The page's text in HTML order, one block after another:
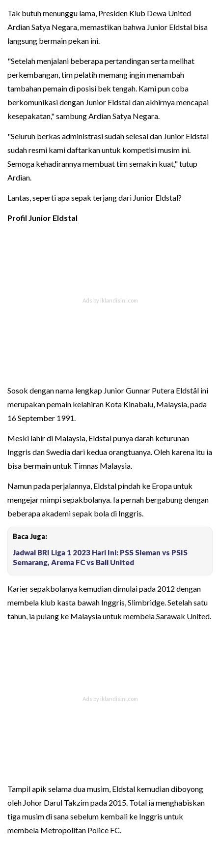
Tak butuh menunggu lama, Presiden Klub Dewa United
Ardian Satya Negara, memastikan bahwa Junior Eldstal bisa
langsung bermain pekan ini.
"Setelah menjalani beberapa pertandingan serta melihat
perkembangan, tim pelatih memang ingin menambah
tambahan pemain di posisi bek tengah. Kami pun coba
berkomunikasi dengan Junior Eldstal dan akhirnya mencapai
kesepakatan," sambung Ardian Satya Negara.
"Seluruh berkas administrasi sudah selesai dan Junior Eldstal
sudah resmi kami daftarkan untuk kompetisi musim ini.
Semoga kehadirannya membuat tim semakin kuat," tutup
Ardian.
Lantas, seperti apa sepak terjang dari Junior Eldstal?
Profil Junior Eldstal
Sosok dengan nama lengkap Junior Gunnar Putera Eldstål ini
merupakan pemain kelahiran Kota Kinabalu, Malaysia, pada
16 September 1991.
Meski lahir di Malaysia, Eldstal punya darah keturunan
Inggris dan Swedia dari kedua orangtuanya. Oleh karena itu ia
bisa bermain untuk Timnas Malaysia.
Namun pada perjalannya, Eldstal pindah ke Eropa untuk
mengejar mimpi sepakbolanya. Ia pernah bergabung dengan
beberapa akademi sepak bola di Inggris.
Baca Juga:
Jadwal BRI Liga 1 2023 Hari Ini: PSS Sleman vs PSIS
Semarang, Arema FC vs Bali United
Karier sepakbolanya kemudian dimulai pada 2012 dengan
membela klub kasta bawah Inggris, Slimbridge. Setelah satu
tahun, ia pulang ke Malaysia untuk membela Sarawak United.
Tampil apik selama dua musim, Eldstal kemudian diboyong
oleh Johor Darul Takzim pada 2015. Total ia menghabiskan
tiga musim di sana sebelum kembali ke Inggris untuk
membela Metropolitan Police FC.